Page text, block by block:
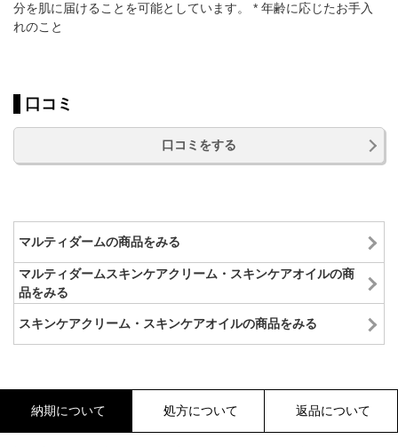
分を肌に届けることを可能としています。 * 年齢に応じたお手入
れのこと
口コミ
口コミをする
マルティダームの商品をみる
マルティダームスキンケアクリーム・スキンケアオイルの商
品をみる
スキンケアクリーム・スキンケアオイルの商品をみる
納期について 処方について 返品について